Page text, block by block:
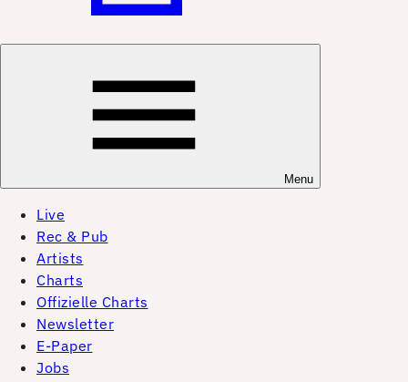
Menu
Live
Rec & Pub
Artists
Charts
Offizielle Charts
Newsletter
E-Paper
Jobs